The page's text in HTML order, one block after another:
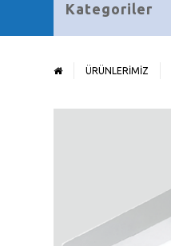
Kategoriler
ÜRÜNLERİMİZ